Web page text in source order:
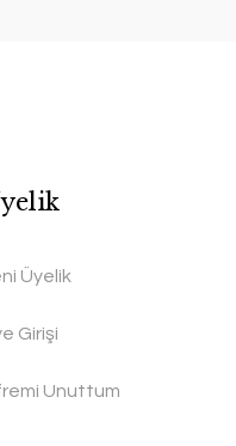
Üyelik
Girişi
Unuttum